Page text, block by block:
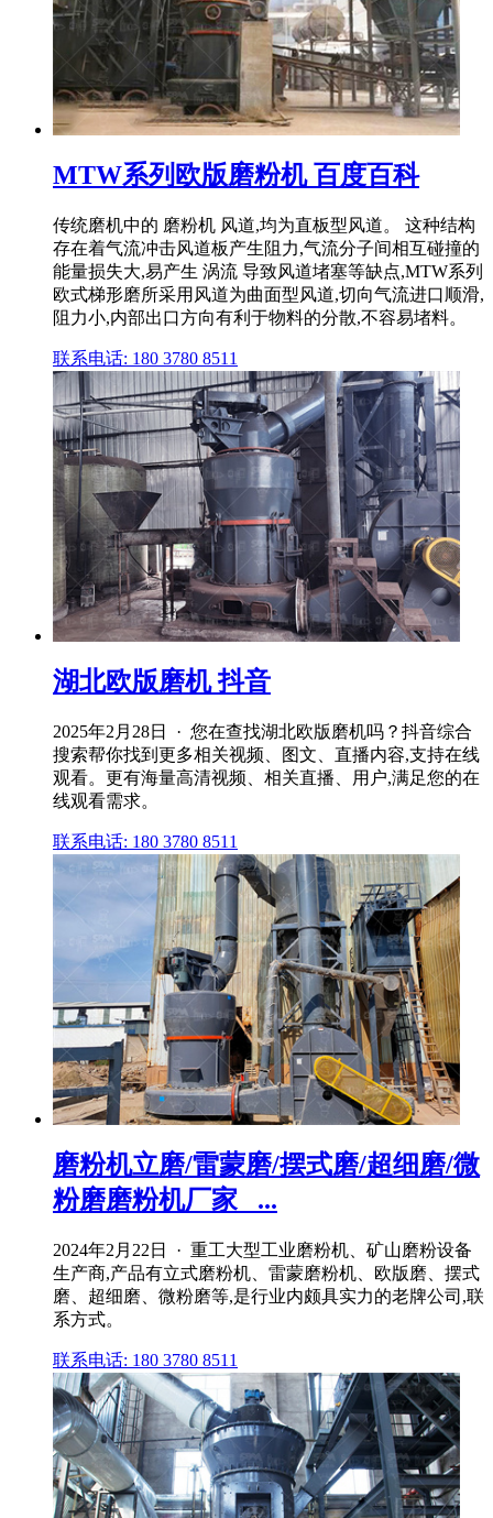
MTW系列欧版磨粉机 百度百科
传统磨机中的 磨粉机 风道,均为直板型风道。 这种结构
存在着气流冲击风道板产生阻力,气流分子间相互碰撞的
能量损失大,易产生 涡流 导致风道堵塞等缺点,MTW系列
欧式梯形磨所采用风道为曲面型风道,切向气流进口顺滑,
阻力小,内部出口方向有利于物料的分散,不容易堵料。
联系电话: 180 3780 8511
湖北欧版磨机 抖音
2025年2月28日 · 您在查找湖北欧版磨机吗？抖音综合
搜索帮你找到更多相关视频、图文、直播内容,支持在线
观看。更有海量高清视频、相关直播、用户,满足您的在
线观看需求。
联系电话: 180 3780 8511
磨粉机立磨/雷蒙磨/摆式磨/超细磨/微
粉磨磨粉机厂家_ ...
2024年2月22日 · 重工大型工业磨粉机、矿山磨粉设备
生产商,产品有立式磨粉机、雷蒙磨粉机、欧版磨、摆式
磨、超细磨、微粉磨等,是行业内颇具实力的老牌公司,联
系方式。
联系电话: 180 3780 8511